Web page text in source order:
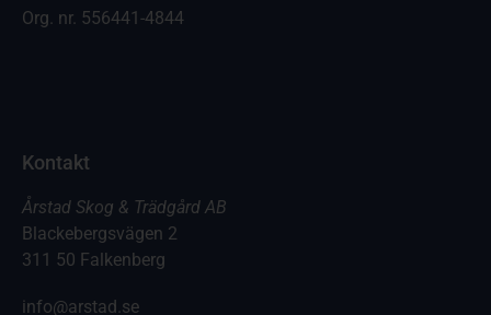
Org. nr. 556441-4844
Kontakt
Årstad Skog & Trädgård AB
Blackebergsvägen 2
311 50 Falkenberg
info@arstad.se